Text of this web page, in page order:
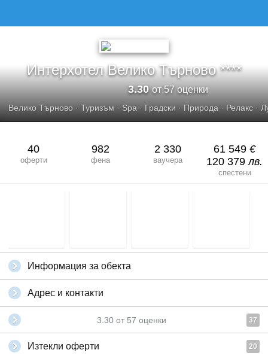
Интерхотел Велико Търново ****
3.30от 57 оценки
Велико Търново · Туризъм · Spa · Градски · Природа · Релакс ·
40
оферти
982
фена
2 330
ваучера
61 549 €
120 379лв.
спестени
Информация за обекта
Адрес и контакти
3.30 от 57 оценки 37
Изтекли оферти 20